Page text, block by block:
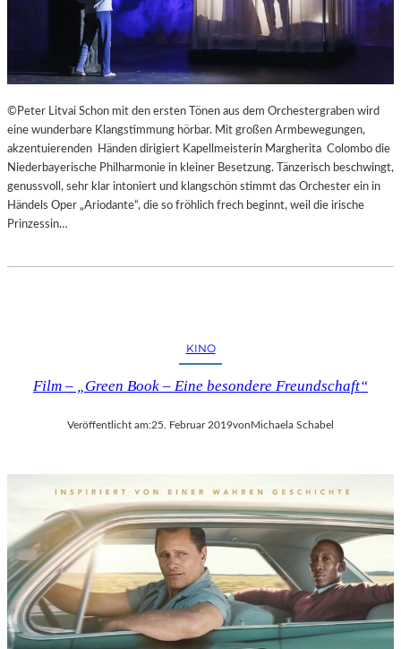
©Peter Litvai Schon mit den ersten Tönen aus dem Orchestergraben wird
eine wunderbare Klangstimmung hörbar. Mit großen Armbewegungen,
akzentuierenden Händen dirigiert Kapellmeisterin Margherita Colombo die
Niederbayerische Philharmonie in kleiner Besetzung. Tänzerisch beschwingt,
genussvoll, sehr klar intoniert und klangschön stimmt das Orchester ein in
Händels Oper „Ariodante“, die so fröhlich frech beginnt, weil die irische
Prinzessin…
KINO
Film – „Green Book – Eine besondere Freundschaft“
Veröffentlicht am:25. Februar 2019von Michaela Schabel